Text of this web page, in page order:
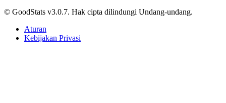
© GoodStats v3.0.7. Hak cipta dilindungi Undang-undang.
Aturan
Kebijakan Privasi